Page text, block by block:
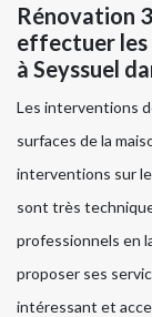
Rénovation
effectuer les
à Seyssuel
Les interventions
surfaces de la
interventions sur
sont très
professionnels en
proposer ses
intéressant et